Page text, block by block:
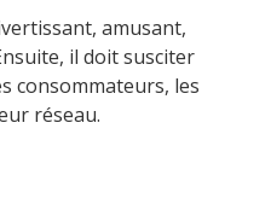
amusant,
il doit susciter
consommateurs, les
réseau.